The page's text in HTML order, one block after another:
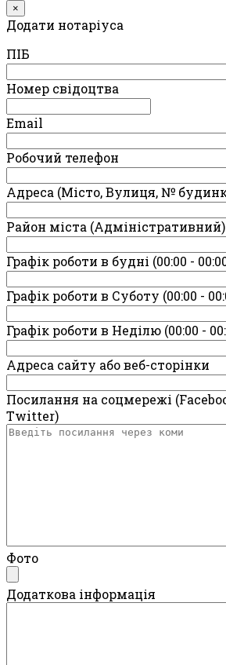
×
Додати нотаріуса
ПIБ
Номер свідоцтва
Email
Робочий телефон
Адреса (Місто, Вулиця, №
Район міста (Адміністративний)
Графік роботи в будні (00:00 -
Графік роботи в Суботу (00:00 -
Графік роботи в Неділю (00:00 -
Адреса сайту або веб-сторінки
Посилання на соцмережі
Twitter)
Фото
Додаткова інформація